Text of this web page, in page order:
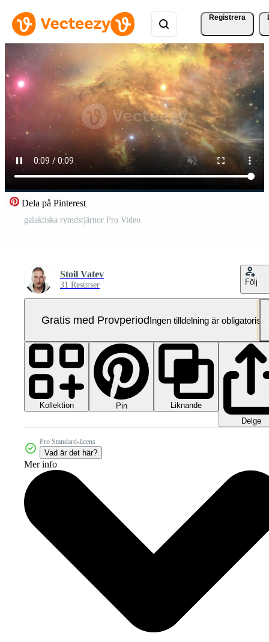
Registrera
Dela på Pinterest
galaktiska rymdstjärnor Pro Video
Stoil Vatev
31 Resurser Följ
Gratis med ProvperiodIngen tilldelning är obligatorisk
Kollektion Pin
Liknande
Delge
Pro Standard-licens
Vad är det här?
Mer info